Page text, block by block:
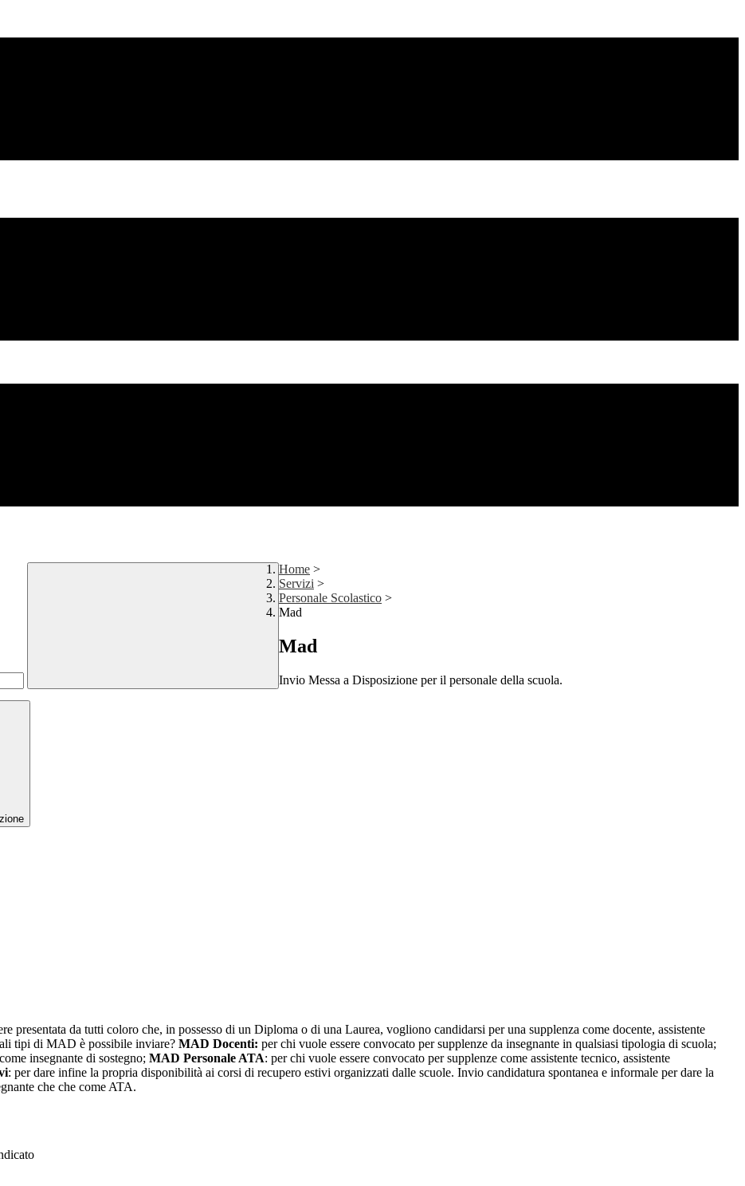
Home >
Servizi >
Personale Scolastico >
Mad
Mad
Invio Messa a Disposizione per il personale della scuola.
presentata da tutti coloro che, in possesso di un Diploma o di una Laurea, vogliono candidarsi per una supplenza come docente, assistente
tipi di MAD è possibile inviare? MAD Docenti: per chi vuole essere convocato per supplenze da insegnante in qualsiasi tipologia di scuola;
insegnante di sostegno; MAD Personale ATA: per chi vuole essere convocato per supplenze come assistente tecnico, assistente
: per dare infine la propria disponibilità ai corsi di recupero estivi organizzati dalle scuole. Invio candidatura spontanea e informale per dare la
che che come ATA.